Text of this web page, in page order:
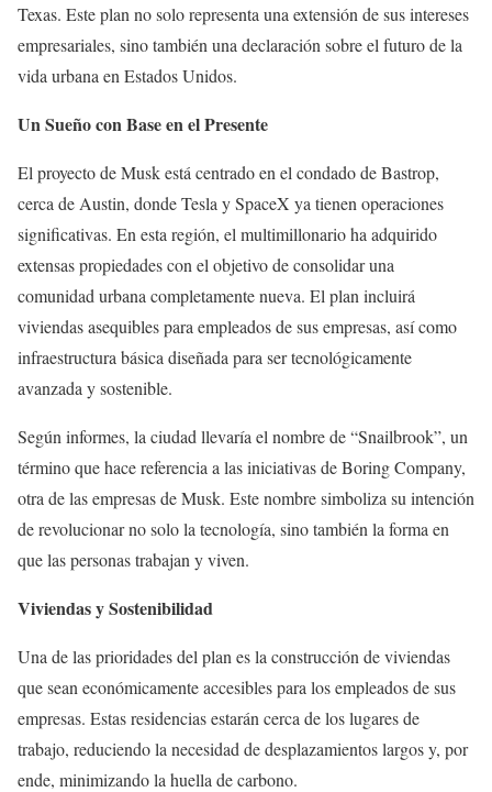
Texas. Este plan no solo representa una extensión de sus intereses
empresariales, sino también una declaración sobre el futuro de la
vida urbana en Estados Unidos.
Un Sueño con Base en el Presente
El proyecto de Musk está centrado en el condado de Bastrop,
cerca de Austin, donde Tesla y SpaceX ya tienen operaciones
significativas. En esta región, el multimillonario ha adquirido
extensas propiedades con el objetivo de consolidar una
comunidad urbana completamente nueva. El plan incluirá
viviendas asequibles para empleados de sus empresas, así como
infraestructura básica diseñada para ser tecnológicamente
avanzada y sostenible.
Según informes, la ciudad llevaría el nombre de “Snailbrook”, un
término que hace referencia a las iniciativas de Boring Company,
otra de las empresas de Musk. Este nombre simboliza su intención
de revolucionar no solo la tecnología, sino también la forma en
que las personas trabajan y viven.
Viviendas y Sostenibilidad
Una de las prioridades del plan es la construcción de viviendas
que sean económicamente accesibles para los empleados de sus
empresas. Estas residencias estarán cerca de los lugares de
trabajo, reduciendo la necesidad de desplazamientos largos y, por
ende, minimizando la huella de carbono.